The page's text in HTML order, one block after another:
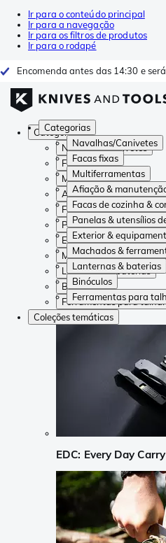
Ir para o conteúdo principal
Ir para a navegação
Ir para os filtros de produtos
Ir para o rodapé
Encomenda antes das 14:30 e
Categorias
Navalhas/Canivetes
Facas fixas
Multiferramentas
Afiação &
Facas de cozinha &
Panelas & utensílios
Exterior &
Machados &
Lanternas & baterias
Binóculos
Ferramentas para
Categorias
Navalhas/Canivetes
Facas fixas
Multiferramentas
Afiação & manutenção
Facas de cozinha &
Panelas & utensílios de
Exterior & equipamento
Machados &
Lanternas & baterias
Binóculos
Ferramentas para
Coleções temáticas
EDC: Every Day Carry